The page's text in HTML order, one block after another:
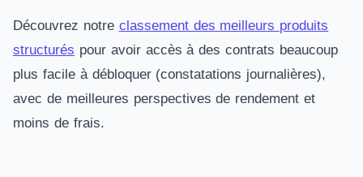
Découvrez notre classement des meilleurs produits
structurés pour avoir accès à des contrats beaucoup
plus facile à débloquer (constatations journalières),
avec de meilleures perspectives de rendement et
moins de frais.